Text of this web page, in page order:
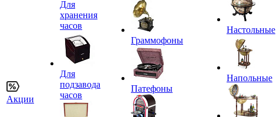
Акции
Для
хранения
часов
Для
подзавода
часов
Граммофоны
Патефоны
Настольные
Напольные